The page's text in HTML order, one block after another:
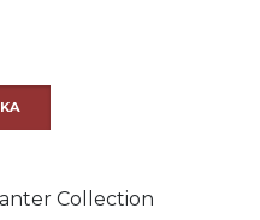
Collection